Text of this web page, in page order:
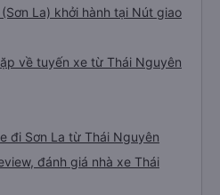
La) khởi hành tại Nút giao
về tuyến xe từ Thái Nguyên
đi Sơn La từ Thái Nguyên
đánh giá nhà xe Thái